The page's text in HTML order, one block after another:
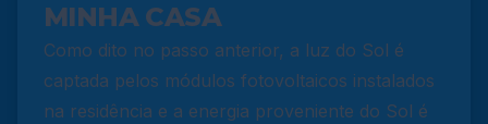
MINHA CASA
Como dito no passo anterior, a luz do Sol é
captada pelos módulos fotovoltaicos instalados
na residência e a energia proveniente do Sol é